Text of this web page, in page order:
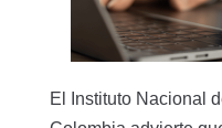
El Instituto Nacional